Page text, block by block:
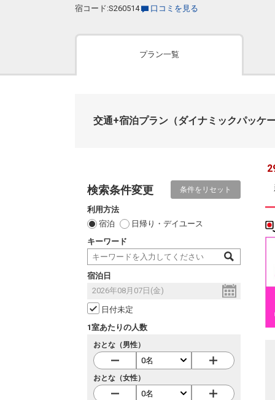
宿コード:S260514
口コミを見る
プラン一覧
交通+宿泊プラン （ダイナミックパッケ
検索条件変更 条件をリセット
利用方法
宿泊
日帰り・デイユース
キーワード
宿泊日
日付未定
1室あたりの人数
おとな（男性）
おとな（女性）